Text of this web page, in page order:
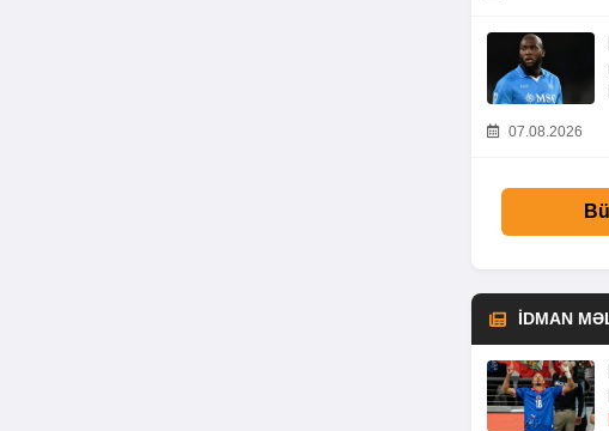
07.08.2026
İDMAN